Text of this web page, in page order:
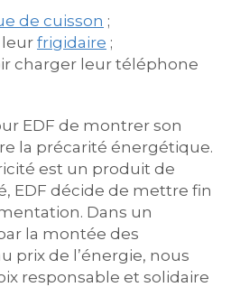
de cuisson ;
frigidaire ;
charger leur téléphone
EDF de montrer son
la précarité énergétique.
est un produit de
EDF décide de mettre fin
Dans un
la montée des
prix de l’énergie, nous
responsable et solidaire